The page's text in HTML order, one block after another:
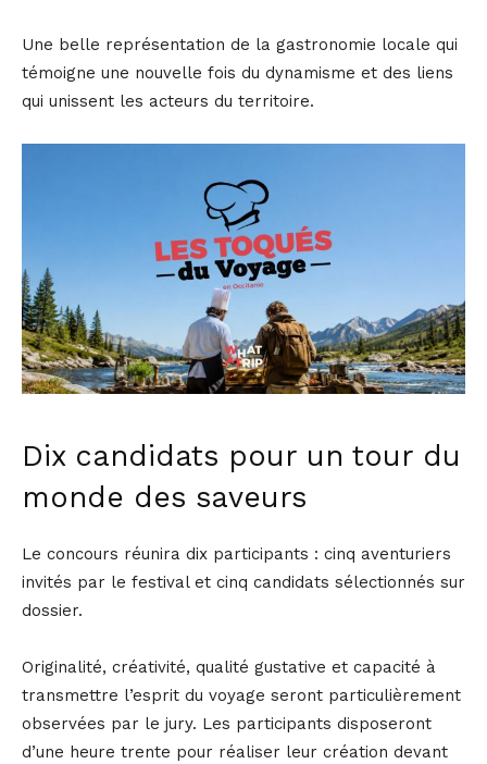
Une belle représentation de la gastronomie locale qui
témoigne une nouvelle fois du dynamisme et des liens
qui unissent les acteurs du territoire.
Dix candidats pour un tour du
monde des saveurs
Le concours réunira dix participants : cinq aventuriers
invités par le festival et cinq candidats sélectionnés sur
dossier.
Originalité, créativité, qualité gustative et capacité à
transmettre l’esprit du voyage seront particulièrement
observées par le jury. Les participants disposeront
d’une heure trente pour réaliser leur création devant